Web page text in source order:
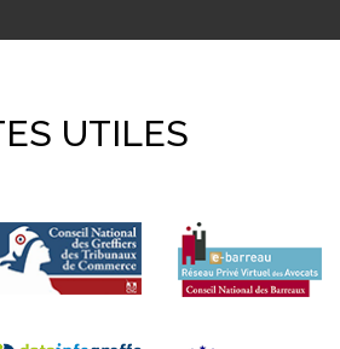
UTILES